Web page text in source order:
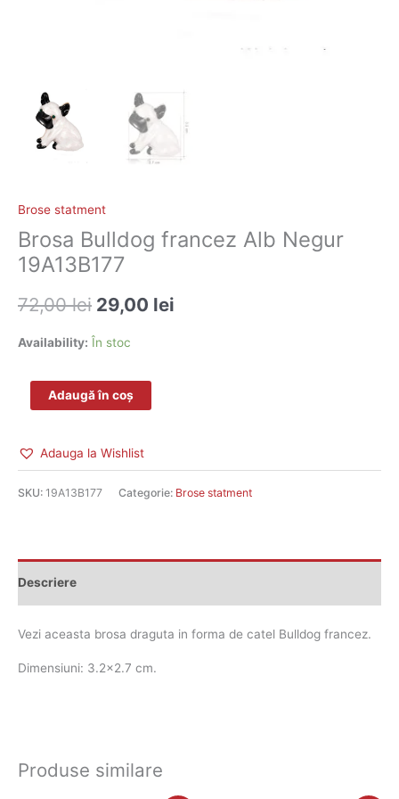
Brose statment
Brosa Bulldog francez Alb Negur
19A13B177
72,00lei 29,00 lei
Availability: În stoc
Adaugă în coș
Adauga la Wishlist
SKU: 19A13B177 Categorie: Brose statment
Descriere
Vezi aceasta brosa draguta in forma de catel Bulldog francez.
Dimensiuni: 3.2×2.7 cm.
Produse similare